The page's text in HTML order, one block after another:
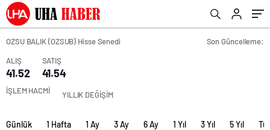
OZSU BALIK (OZSUB) Hisse Senedi
Son Güncelleme:
ALIŞ
41.52
SATIŞ
41.54
İŞLEM HACMİ YILLIK DEĞİŞİM
Günlük 1 Hafta 1 Ay 3 Ay 6 Ay 1 Yıl 3 Yıl 5 Yıl